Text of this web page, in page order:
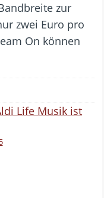
zur
zwei Euro pro
On können